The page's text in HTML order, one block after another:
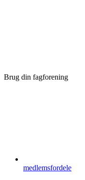
Brug din fagforening
medlemsfordele